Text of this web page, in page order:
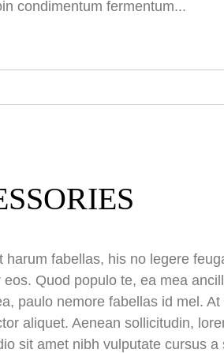
condimentum fermentum...
fabellas, his no legere
Quod populo te, ea mea
paulo nemore fabellas id mel.
aliquet. Aenean sollicitudin,
sit amet nibh vulputate cursus